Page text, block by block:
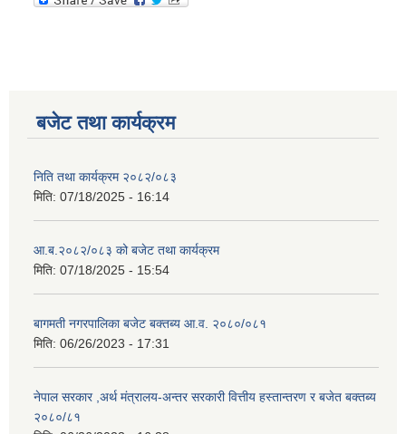
बजेट तथा कार्यक्रम
निति तथा कार्यक्रम २०८२/०८३
मिति: 07/18/2025 - 16:14
आ.ब.२०८२/०८३ को बजेट तथा कार्यक्रम
मिति: 07/18/2025 - 15:54
बागमती नगरपालिका बजेट बक्तब्य आ.व. २०८०/०८१
मिति: 06/26/2023 - 17:31
नेपाल सरकार ,अर्थ मंत्रालय-अन्तर सरकारी वित्तीय हस्तान्तरण र बजेत बक्तब्य
२०८०/८१